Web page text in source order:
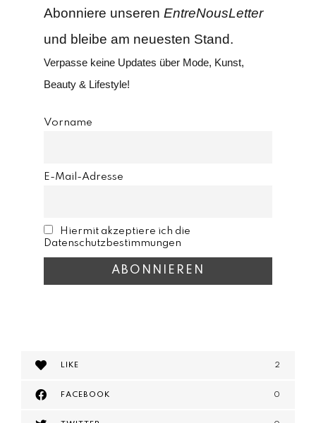
Abonniere unseren EntreNousLetter
und bleibe am neuesten Stand.
Verpasse keine Updates über Mode, Kunst,
Beauty & Lifestyle!
Vorname
E-Mail-Adresse
Hiermit akzeptiere ich die
Datenschutzbestimmungen
LIKE 2
FACEBOOK 0